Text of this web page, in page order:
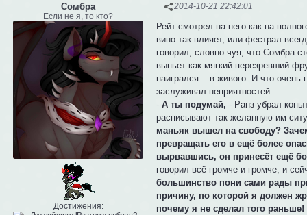
2014-10-21 22:42:01
Сомбра
Если не я, то кто?
Достижения:
Рейт смотрел на него как на
вино так влияет, или фестрал
говорил, словно чуя, что Сомбра
выпьет как мягкий перезревший
наигрался... в живого. И что очень
заслуживал неприятностей.
-А ты подумай, - Ранз убрал
расписывают так желанную им
маньяк вышел на свободу?
превращать его в ещё более
вырвавшись, он принесёт ещё
говорил всё громче и громче, и
большинство пони сами рады
причину, по которой я должен
почему я не сделал того